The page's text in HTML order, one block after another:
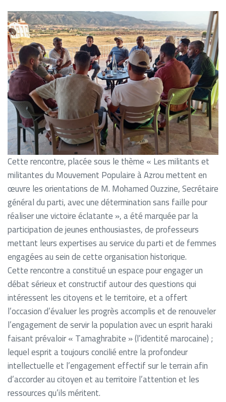
Cette rencontre, placée sous le thème « Les militants et
militantes du Mouvement Populaire à Azrou mettent en
œuvre les orientations de M. Mohamed Ouzzine, Secrétaire
général du parti, avec une détermination sans faille pour
réaliser une victoire éclatante », a été marquée par la
participation de jeunes enthousiastes, de professeurs
mettant leurs expertises au service du parti et de femmes
engagées au sein de cette organisation historique.
Cette rencontre a constitué un espace pour engager un
débat sérieux et constructif autour des questions qui
intéressent les citoyens et le territoire, et a offert
l’occasion d’évaluer les progrès accomplis et de renouveler
l’engagement de servir la population avec un esprit haraki
faisant prévaloir « Tamaghrabite » (l’identité marocaine) ;
lequel esprit a toujours concilié entre la profondeur
intellectuelle et l’engagement effectif sur le terrain afin
d’accorder au citoyen et au territoire l’attention et les
ressources qu’ils méritent.